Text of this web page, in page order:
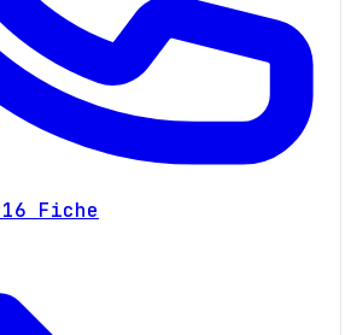
Fiche